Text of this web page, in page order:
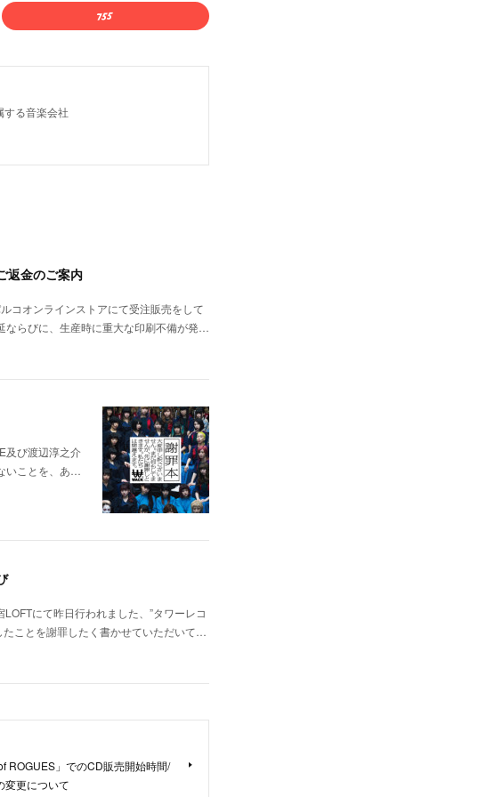
る音楽会社
返金のご案内
コオンラインストアにて受注販売をして
ならびに、生産時に重大な印刷不備が発…
及び渡辺淳之介
いことを、あ…
にて昨日行われました、”タワーレコ
たことを謝罪したく書かせていただいて…
ROGUES」でのCD販売開始時間/
変更について